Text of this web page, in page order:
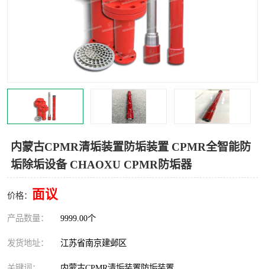
内蒙古CPMR清垢装置防垢装置 CPMR全智能防
垢除垢设备 CHAOXU CPMR防垢器
价格： 面议
产品数量： 9999.00个
发货地址： 江苏省南京建邺区
清碳燃油催化器